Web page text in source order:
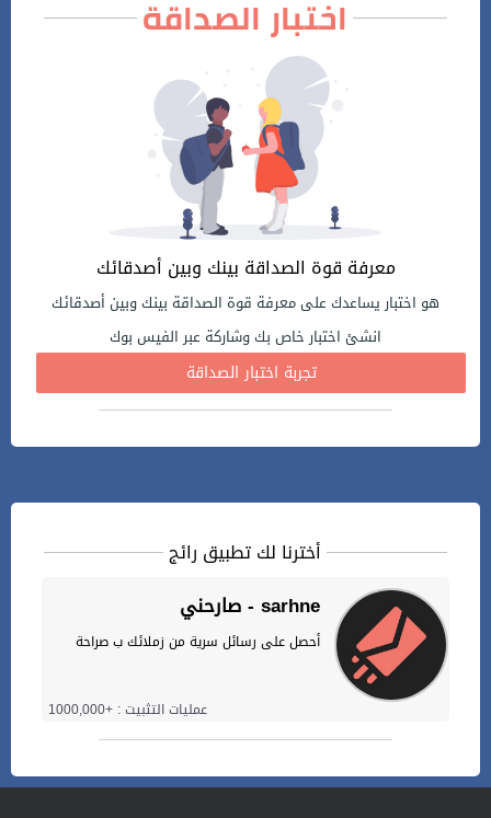
اختبار الصداقة
معرفة قوة الصداقة بينك وبين أصدقائك
هو اختبار يساعدك على معرفة قوة الصداقة بينك وبين أصدقائك
انشئ اختبار خاص بك وشاركة عبر الفيس بوك
تجربة اختبار الصداقة
أخترنا لك تطبيق رائج
صارحني - sarhne
أحصل على رسائل سرية من زملائك ب صراحة
عمليات التثبيت : +1000,000